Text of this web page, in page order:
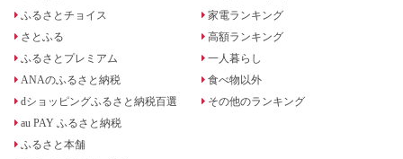
ふるさとチョイス
さとふる
ふるさとプレミアム
ANAのふるさと納税
dショッピングふるさと納税百選
au PAY ふるさと納税
ふるさと本舗
家電ランキング
高額ランキング
一人暮らし
食べ物以外
その他のランキング